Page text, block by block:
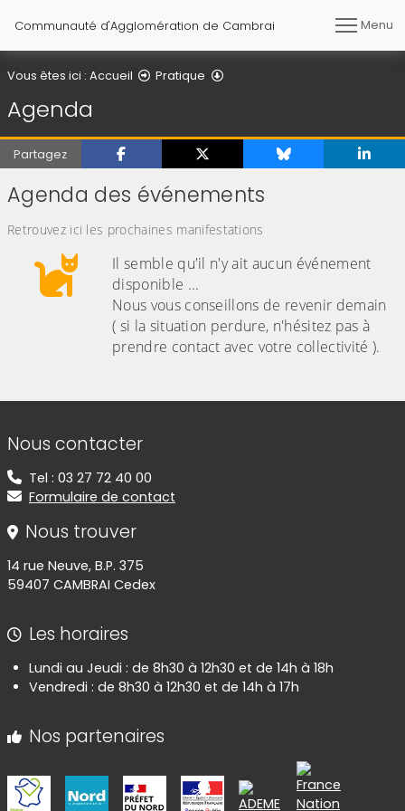
Communauté d'Agglomération de Cambrai Menu
Vous êtes ici : Accueil Pratique
Agenda
Partagez
Agenda des événements
Retrouvez ici les prochaines manifestations
Il semble qu'il n'y ait aucun événement
disponible ...
Nous vous conseillons de revenir demain
( si la situation perdure, n'hésitez pas à
prendre contact avec votre collectivité ).
Informations de contact
Nous contacter
Tel : 03 27 72 40 00
Formulaire de contact
Nous trouver
14 rue Neuve, B.P. 375
59407 CAMBRAI Cedex
Les horaires
Lundi au Jeudi : de 8h30 à 12h30 et de 14h à 18h
Vendredi : de 8h30 à 12h30 et de 14h à 17h
Nos partenaires